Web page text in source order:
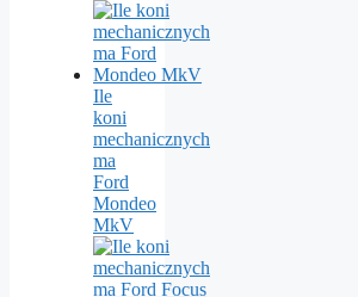
Ile
koni
mechanicznych
ma
Ford
Mondeo
MkV